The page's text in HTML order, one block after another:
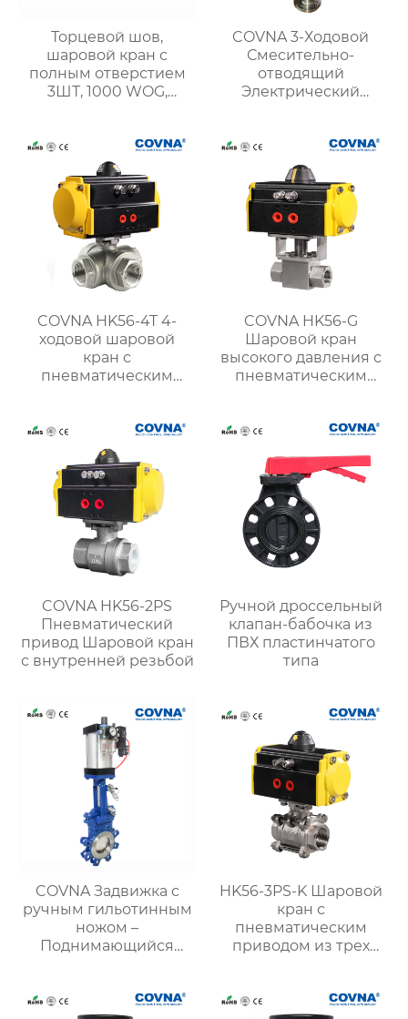
Торцевой шов,
шаровой кран с
полным отверстием
3ШТ, 1000 WOG,
COVNA 3-Ходовой
Смесительно-
отводящий
Электрический
COVNA HK56-4T 4-
ходовой шаровой
кран с
пневматическим
COVNA HK56-G
Шаровой кран
высокого давления с
пневматическим
COVNA HK56-2PS
Пневматический
привод Шаровой кран
с внутренней резьбой
Ручной дроссельный
клапан-бабочка из
ПВХ пластинчатого
типа
COVNA Задвижка с
ручным гильотинным
ножом –
Поднимающийся
HK56-3PS-K Шаровой
кран с
пневматическим
приводом из трех